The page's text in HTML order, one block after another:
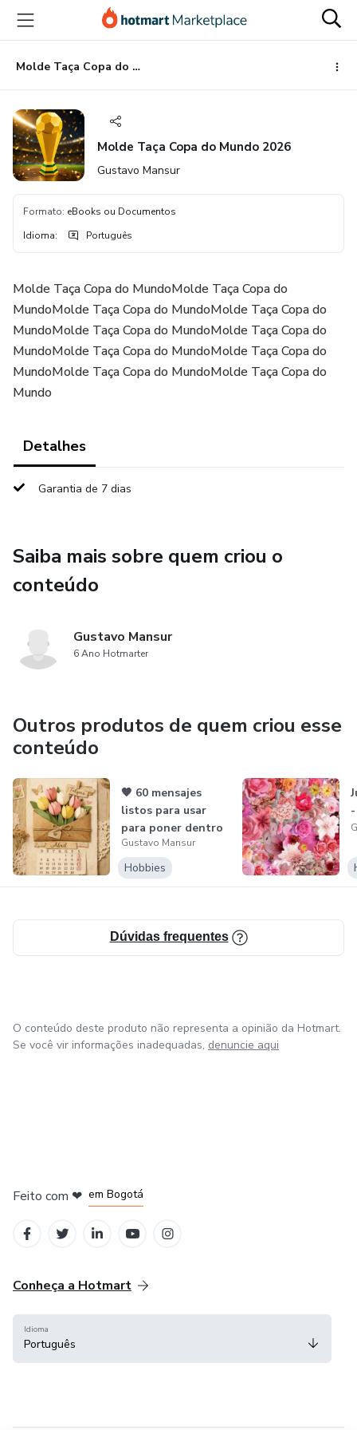
para
conteúdo
principal
para
pagamento
para
rodapé
Molde Taça Copa do Mundo 2026
Molde Taça Copa do Mundo 2026
Gustavo Mansur
Formato: eBooks ou Documentos
Idioma: Português
Molde Taça Copa do MundoMolde Taça Copa do
MundoMolde Taça Copa do MundoMolde Taça Copa do
MundoMolde Taça Copa do MundoMolde Taça Copa do
MundoMolde Taça Copa do MundoMolde Taça Copa do
MundoMolde Taça Copa do MundoMolde Taça Copa do
Mundo
Detalhes
Garantia de 7 dias
Saiba mais sobre quem criou o
conteúdo
Gustavo Mansur
6 Ano Hotmarter
Outros produtos de quem criou esse
conteúdo
🧡 60 mensajes
listos para usar
para poner dentro
de tus flo...
Gustavo Mansur
Hobbies
Dúvidas frequentes
O conteúdo deste produto não representa a opinião da Hotmart.
Se você vir informações inadequadas, denuncie aqui
Feito com ❤ em Bogotá
Conheça a Hotmart
Idioma
Português